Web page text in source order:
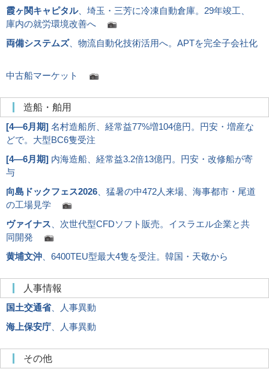
霞ヶ関キャピタル、埼玉・三芳に冷凍自動倉庫。29年竣工、
庫内の就労環境改善へ
両備システムズ、物流自動化技術活用へ。APTを完全子会社化
中古船マーケット
造船・舶用
[4―6月期] 名村造船所、経常益77%増104億円。円安・増産な
どで。大型BC6隻受注
[4―6月期] 内海造船、経常益3.2倍13億円。円安・改修船が寄
与
向島ドックフェス2026 、猛暑の中472人来場、海事都市・尾道
の工場見学
ヴァイナス 、次世代型CFDソフト販売。イスラエル企業と共
同開発
黄埔文沖 、6400TEU型最大4隻を受注。韓国・天敬から
人事情報
国土交通省、人事異動
海上保安庁 、人事異動
その他